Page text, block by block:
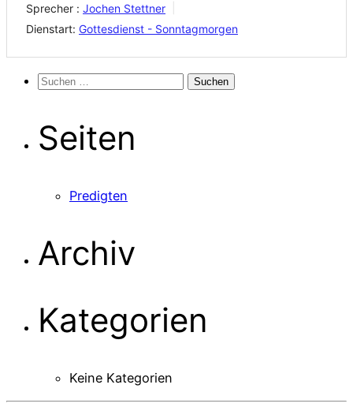
Sprecher : Jochen Stettner
Dienstart: Gottesdienst - Sonntagmorgen
Suchen
Seiten
Predigten
Archiv
Kategorien
Keine Kategorien